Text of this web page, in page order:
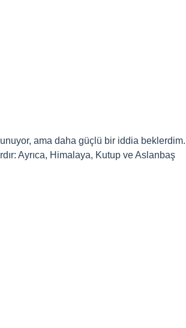
ama daha güçlü bir iddia beklerdim.
Ayrıca, Himalaya, Kutup ve Aslanbaş